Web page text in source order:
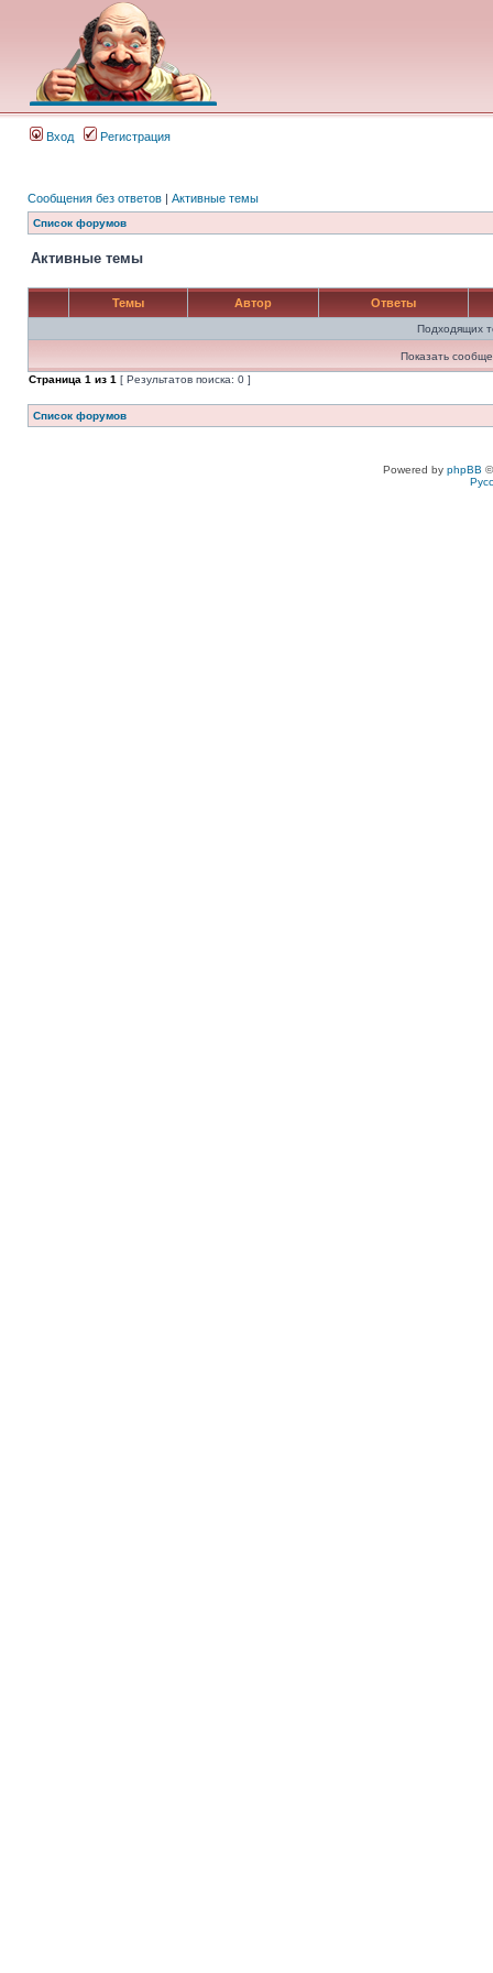
Вход Регистрация
Сообщения без ответов | Активные темы
Список форумов
Активные темы
Темы Автор Ответы
Подходящих
Показать
Страница 1 из 1 [ Результатов поиска: 0 ]
Список форумов
Powered by phpBB